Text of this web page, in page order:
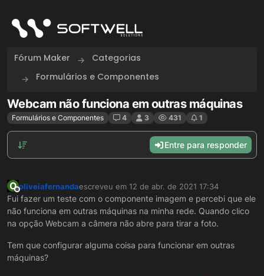
Fórum Maker
Categorias
Formulários e Componentes
Webcam não funciona em outras máquinas
Formulários e Componentes 4 3 431 1
Entre para responder
O
Offline
oliveiafernandaescreveu em 12 de abr. de 2021 17:34
última edição por
Fui fazer um teste com o componente imagem e percebi que ele
não funciona em outras máquinas na minha rede. Quando clico
na opção Webcam a câmera não abre para tirar a foto.
Tem que configurar alguma coisa para funcionar em outras
máquinas?